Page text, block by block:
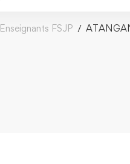
Enseignants FSJP